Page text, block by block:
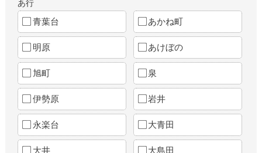
あ行
青葉台 あかね町
明原 あけぼの
旭町 泉
伊勢原 岩井
永楽台 大青田
大井 大島田